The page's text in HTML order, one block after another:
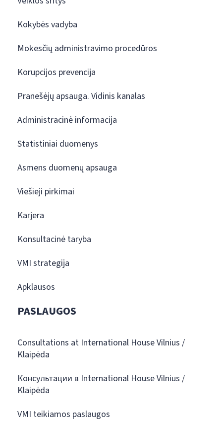
Kokybės vadyba
Mokesčių administravimo procedūros
Korupcijos prevencija
Pranešėjų apsauga. Vidinis kanalas
Administracinė informacija
Statistiniai duomenys
Asmens duomenų apsauga
Viešieji pirkimai
Karjera
Konsultacinė taryba
VMI strategija
Apklausos
PASLAUGOS
Consultations at International House Vilnius /
Klaipėda
Консультации в International House Vilnius /
Klaipėda
VMI teikiamos paslaugos